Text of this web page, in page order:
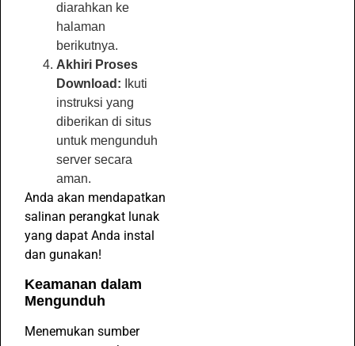
diarahkan ke
halaman
berikutnya.
Akhiri Proses
Download: Ikuti
instruksi yang
diberikan di situs
untuk mengunduh
server secara
aman.
Anda akan mendapatkan
salinan perangkat lunak
yang dapat Anda instal
dan gunakan!
Keamanan dalam
Mengunduh
Menemukan sumber